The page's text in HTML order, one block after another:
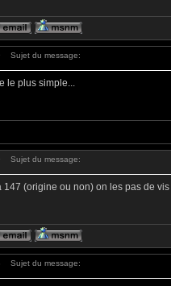
Sujet du message:
le plus simple...
Sujet du message:
(origine ou non) on les pas de
Sujet du message: